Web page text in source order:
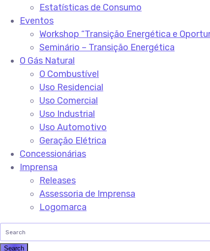
Estatísticas de Consumo
Eventos
Workshop “Transição Energética e
Seminário – Transição Energética
O Gás Natural
O Combustível
Uso Residencial
Uso Comercial
Uso Industrial
Uso Automotivo
Geração Elétrica
Concessionárias
Imprensa
Releases
Assessoria de Imprensa
Logomarca